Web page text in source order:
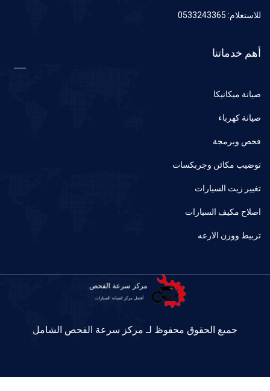
للاستعلام: 0533243365
أهم خدماتنا
صيانة ميكانيكا
صيانة كهرباء
فحص وبرمجة
توضيب مكائن وجربكسات
تغيير زيت السيارات
اصلاح مكيف السيارات
تربيط ووزن الازعه
جميع الحقوق محفوظ لـ مركز سرعة الفحص الشامل